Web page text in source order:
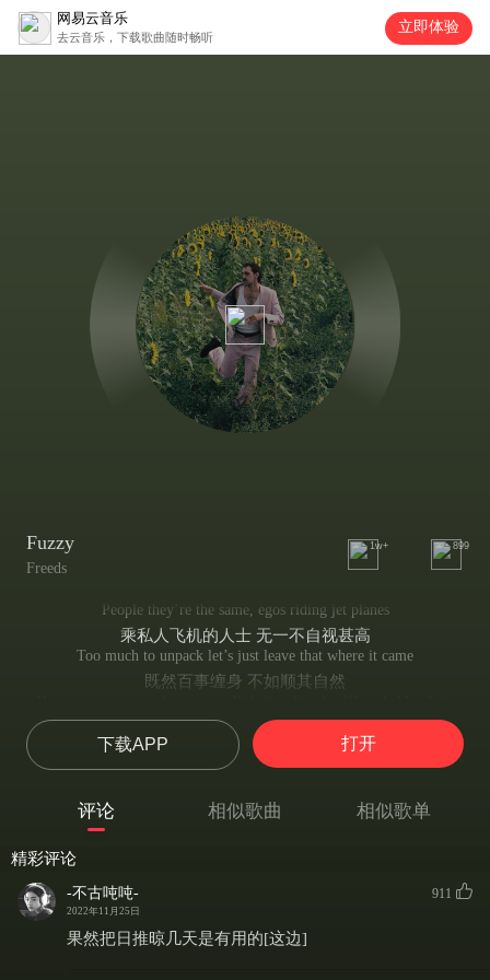
网易云音乐
去云音乐，下载歌曲随时畅听
立即体验
Fuzzy
Freeds
1w+ 899
People they’re the same, egos riding jet planes
乘私人飞机的人士 无一不自视甚高
Too much to unpack let’s just leave that where it came
既然百事缠身 不如顺其自然
“你见过正常人吗？” 人们或许会这么说
Knocked my cranium woke up in a regenerated brain
敲敲我的头盖骨 好似大脑再生般苏醒过来
那儿有飞舞的魔法咒语 神秘怪谈
When I’m melting away in a velvet glaze my face is fuzzy
身心融化在天鹅绒蛋浆 我的面庞逐渐模糊
My face fuzzy
下载APP 打开
评论 相似歌曲 相似歌单
精彩评论
-不古吨吨-
2022年11月25日
911
果然把日推晾几天是有用的[这边]